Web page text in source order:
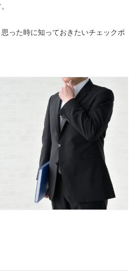
った時に知っておきたいチェックポ